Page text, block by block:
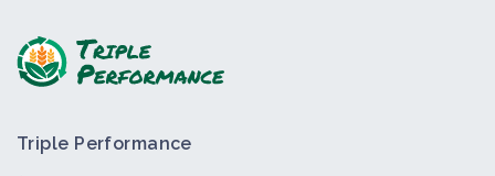
Triple Performance